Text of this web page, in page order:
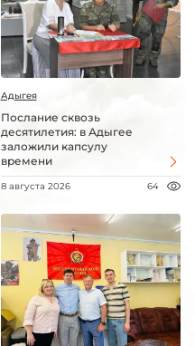
Адыгея
Послание сквозь
десятилетия: в Адыгее
заложили капсулу
времени
8 августа 2026 64